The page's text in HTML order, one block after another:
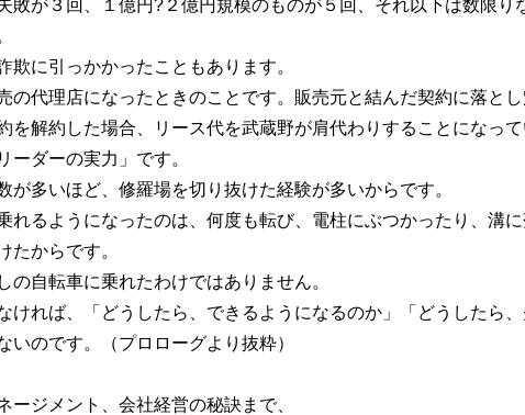
敗が３回、１億円?２億円規模のものが５回、それ以下は数限り
欺に引っかかったこともあります。
の代理店になったときのことです。販売元と結んだ契約に落とし
を解約した場合、リース代を武蔵野が肩代わりすることになっ
ーダーの実力」です。
が多いほど、修羅場を切り抜けた経験が多いからです。
れるようになったのは、何度も転び、電柱にぶつかったり、溝
たからです。
の自転車に乗れたわけではありません。
ければ、「どうしたら、できるようになるのか」「どうしたら
いのです。（プロローグより抜粋）
ージメント、会社経営の秘訣まで、